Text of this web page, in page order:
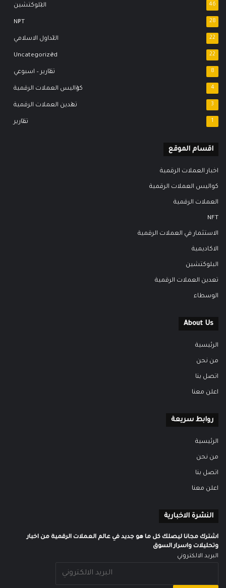
البلوكتشين 46
NFT 28
التداول الاسلامي 22
Uncategorized 22
تقارير – اسبوعي 8
كواليس العملات الرقمية 4
تعدين العملات الرقمية 3
تقارير 1
اقسام الموقع
اخبار العملات الرقمية
كواليس العملات الرقمية
العملات الرقمية
NFT
الاستثمار في العملات الرقمية
الاكاديمية
البلوكتشين
تعدين العملات الرقمية
الوسطاء
About Us
الرئيسية
من نحن
اتصل بنا
اعلن معنا
روابط سريعة
الرئيسية
من نحن
اتصل بنا
اعلن معنا
النشرة الاخبارية
اشترك مجانا ليصلك كل ما هو جديد في عالم العملات الرقمية من اخبار
وتحليلات واسرار السوق
البريد الالكتروني